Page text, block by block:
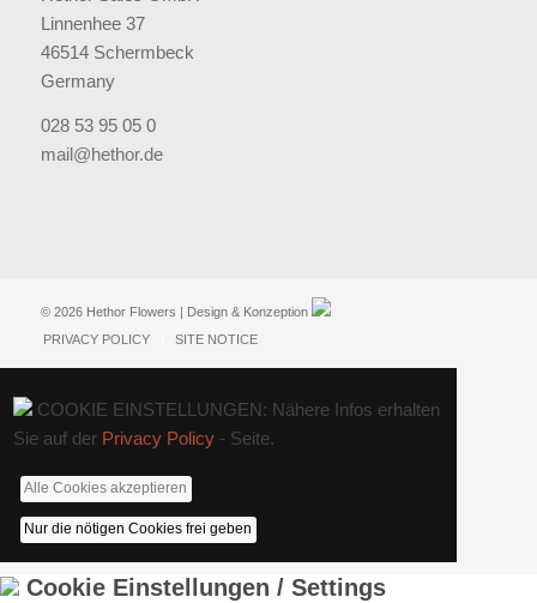
Linnenhee 37
46514 Schermbeck
Germany
028 53 95 05 0
mail@hethor.de
© 2026 Hethor Flowers | Design & Konzeption
PRIVACY POLICY
SITE NOTICE
COOKIE EINSTELLUNGEN: Nähere Infos erhalten
Sie auf der Privacy Policy- Seite.
Alle Cookies akzeptieren
Nur die nötigen Cookies frei geben
Cookie Einstellungen / Settings